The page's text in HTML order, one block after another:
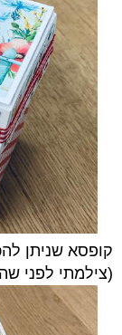
קופסא שניתן
(צילמתי לפני